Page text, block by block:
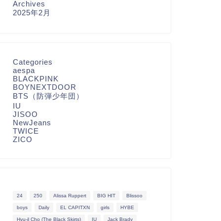
Archives
2025年2月
Categories
aespa
BLACKPINK
BOYNEXTDOOR
BTS（防弾少年団）
IU
JISOO
NewJeans
TWICE
ZICO
24 250 Alissa Ruppert BIG HIT Blissoo
boys Daily EL CAPITXN girls HYBE
Hyu-il Cho (The Black Skirts) IU Jack Brady